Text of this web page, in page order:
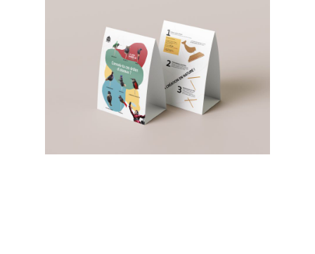
à propos